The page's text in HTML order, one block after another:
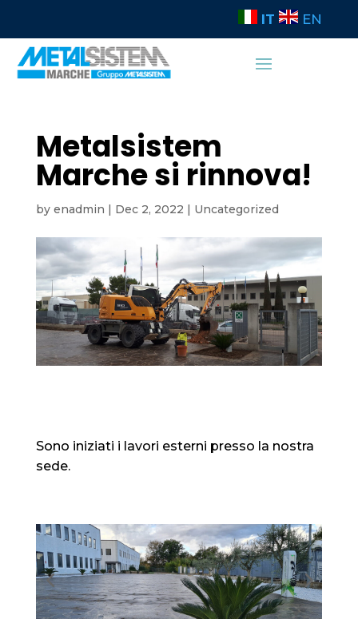
IT EN
Metalsistem
Marche si rinnova!
by enadmin | Dec 2, 2022 | Uncategorized
Sono iniziati i lavori esterni presso la nostra
sede.